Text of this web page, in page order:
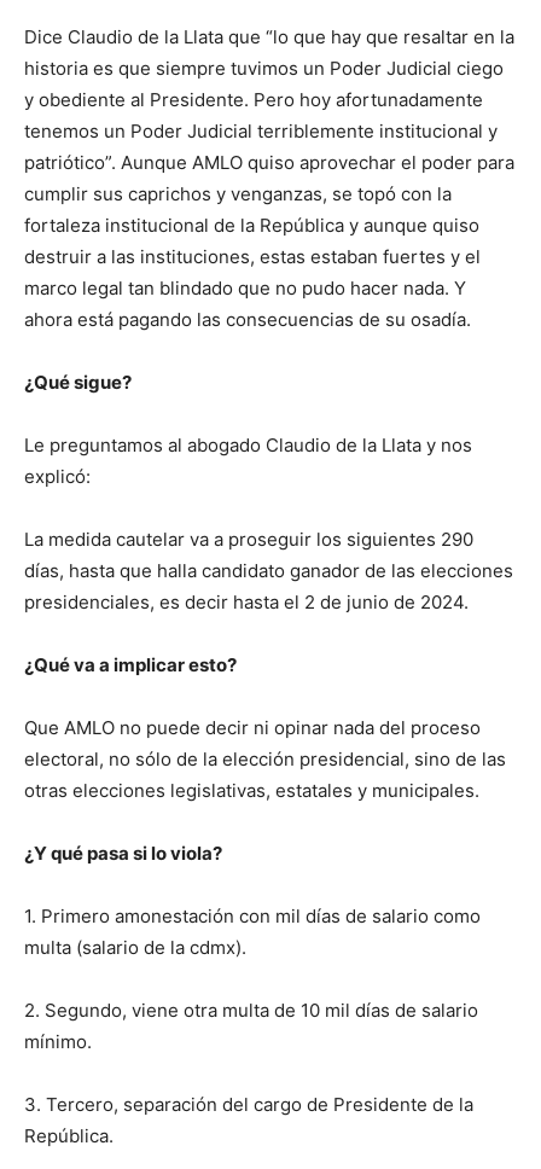
Dice Claudio de la Llata que “lo que hay que resaltar en la
historia es que siempre tuvimos un Poder Judicial ciego
y obediente al Presidente. Pero hoy afortunadamente
tenemos un Poder Judicial terriblemente institucional y
patriótico”. Aunque AMLO quiso aprovechar el poder para
cumplir sus caprichos y venganzas, se topó con la
fortaleza institucional de la República y aunque quiso
destruir a las instituciones, estas estaban fuertes y el
marco legal tan blindado que no pudo hacer nada. Y
ahora está pagando las consecuencias de su osadía.
¿Qué sigue?
Le preguntamos al abogado Claudio de la Llata y nos
explicó:
La medida cautelar va a proseguir los siguientes 290
días, hasta que halla candidato ganador de las elecciones
presidenciales, es decir hasta el 2 de junio de 2024.
¿Qué va a implicar esto?
Que AMLO no puede decir ni opinar nada del proceso
electoral, no sólo de la elección presidencial, sino de las
otras elecciones legislativas, estatales y municipales.
¿Y qué pasa si lo viola?
1. Primero amonestación con mil días de salario como
multa (salario de la cdmx).
2. Segundo, viene otra multa de 10 mil días de salario
mínimo.
3. Tercero, separación del cargo de Presidente de la
República.